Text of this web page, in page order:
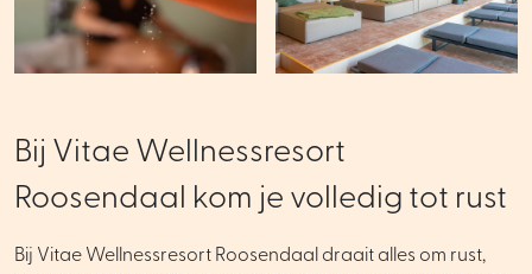
Bij Vitae Wellnessresort
Roosendaal kom je volledig tot rust
Bij Vitae Wellnessresort Roosendaal draait alles om rust,